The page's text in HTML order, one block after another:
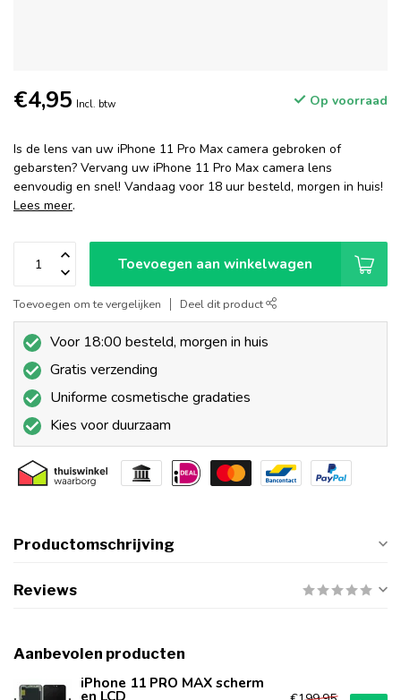
€4,95 Incl. btw Op voorraad
Is de lens van uw iPhone 11 Pro Max camera gebroken of
gebarsten? Vervang uw iPhone 11 Pro Max camera lens
eenvoudig en snel! Vandaag voor 18 uur besteld, morgen in huis!
Lees meer.
Toevoegen aan winkelwagen
Toevoegen om te vergelijken Deel dit product
Voor 18:00 besteld, morgen in huis
Gratis verzending
Uniforme cosmetische gradaties
Kies voor duurzaam
Productomschrijving
Reviews
Aanbevolen producten
iPhone 11 PRO MAX scherm
en LCD